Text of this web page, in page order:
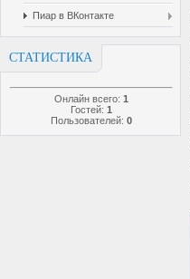
Пиар в ВКонтакте
СТАТИСТИКА
Онлайн всего: 1
Гостей: 1
Пользователей: 0